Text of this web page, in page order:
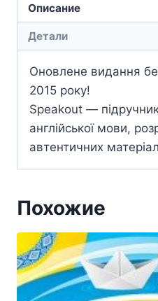
Описание
Детали
Оновлене видання
2015 року!
Speakout — підручник
англійської мови,
автентичних
Похожие